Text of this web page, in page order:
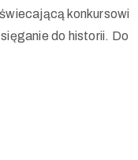
konkursowi
do historii. Do